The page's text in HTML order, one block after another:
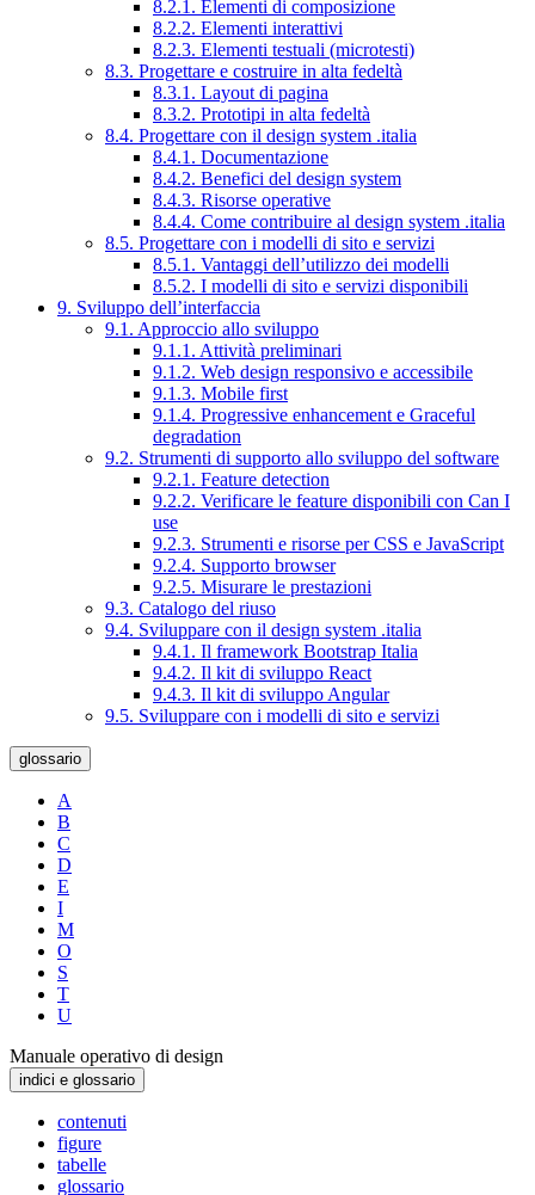
8.2.1. Elementi di composizione
8.2.2. Elementi interattivi
8.2.3. Elementi testuali (microtesti)
8.3. Progettare e costruire in alta fedeltà
8.3.1. Layout di pagina
8.3.2. Prototipi in alta fedeltà
8.4. Progettare con il design system .italia
8.4.1. Documentazione
8.4.2. Benefici del design system
8.4.3. Risorse operative
8.4.4. Come contribuire al design system .italia
8.5. Progettare con i modelli di sito e servizi
8.5.1. Vantaggi dell’utilizzo dei modelli
8.5.2. I modelli di sito e servizi disponibili
9. Sviluppo dell’interfaccia
9.1. Approccio allo sviluppo
9.1.1. Attività preliminari
9.1.2. Web design responsivo e accessibile
9.1.3. Mobile first
9.1.4. Progressive enhancement e Graceful
degradation
9.2. Strumenti di supporto allo sviluppo del software
9.2.1. Feature detection
9.2.2. Verificare le feature disponibili con Can I
use
9.2.3. Strumenti e risorse per CSS e JavaScript
9.2.4. Supporto browser
9.2.5. Misurare le prestazioni
9.3. Catalogo del riuso
9.4. Sviluppare con il design system .italia
9.4.1. Il framework Bootstrap Italia
9.4.2. Il kit di sviluppo React
9.4.3. Il kit di sviluppo Angular
9.5. Sviluppare con i modelli di sito e servizi
glossario
A
B
C
D
E
I
M
O
S
T
U
Manuale operativo di design
indici e glossario
contenuti
figure
tabelle
glossario